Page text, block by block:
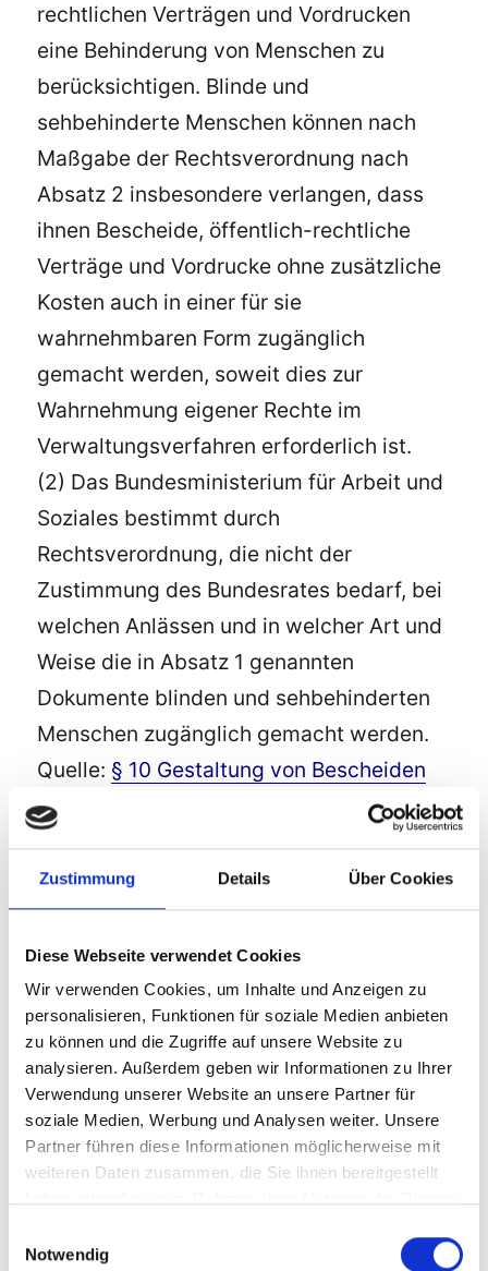
Zustimmung Details Über Cookies
Diese Webseite verwendet Cookies
Wir verwenden Cookies, um Inhalte und Anzeigen zu
personalisieren, Funktionen für soziale Medien anbieten
zu können und die Zugriffe auf unsere Website zu
analysieren. Außerdem geben wir Informationen zu Ihrer
Verwendung unserer Website an unsere Partner für
soziale Medien, Werbung und Analysen weiter. Unsere
Partner führen diese Informationen möglicherweise mit
weiteren Daten zusammen, die Sie ihnen bereitgestellt
Notwendig
rechtlichen Verträgen und Vordrucken
eine Behinderung von Menschen zu
berücksichtigen. Blinde und
sehbehinderte Menschen können nach
Maßgabe der Rechtsverordnung nach
Absatz 2 insbesondere verlangen, dass
ihnen Bescheide, öffentlich-rechtliche
Verträge und Vordrucke ohne zusätzliche
Kosten auch in einer für sie
wahrnehmbaren Form zugänglich
gemacht werden, soweit dies zur
Wahrnehmung eigener Rechte im
Verwaltungsverfahren erforderlich ist.
(2) Das Bundesministerium für Arbeit und
Soziales bestimmt durch
Rechtsverordnung, die nicht der
Zustimmung des Bundesrates bedarf, bei
welchen Anlässen und in welcher Art und
Weise die in Absatz 1 genannten
Dokumente blinden und sehbehinderten
Menschen zugänglich gemacht werden.
Quelle: § 10 Gestaltung von Bescheiden
und Vordrucken
Anmerkung von Markus:
Behinderte, vor allem Blinde, können
keine Formulare in Papierform ausfüllen
ohne fremde Hilfe. Deswegen sind
Behörden durch diesen Paragraphen dazu
verpflichtet, Formulare in elektronischer
Form zu Verfügung zu stellen. Durch
meine Körperbehinderung ist es für mich
auch wesentlich einfacher ein Word-
Dokument oder eine PDF-Datei